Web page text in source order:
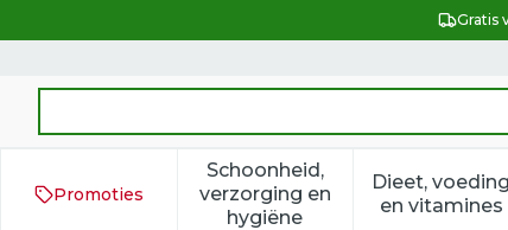
Gratis
Promoties
Schoonheid,
verzorging en
hygiëne
Toon submenu voor
Dieet, voeding
en vitamines
Toon